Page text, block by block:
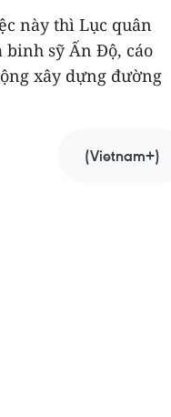
này thì Lục quân
binh sỹ Ấn Độ, cáo
xây dựng đường
(Vietnam+)